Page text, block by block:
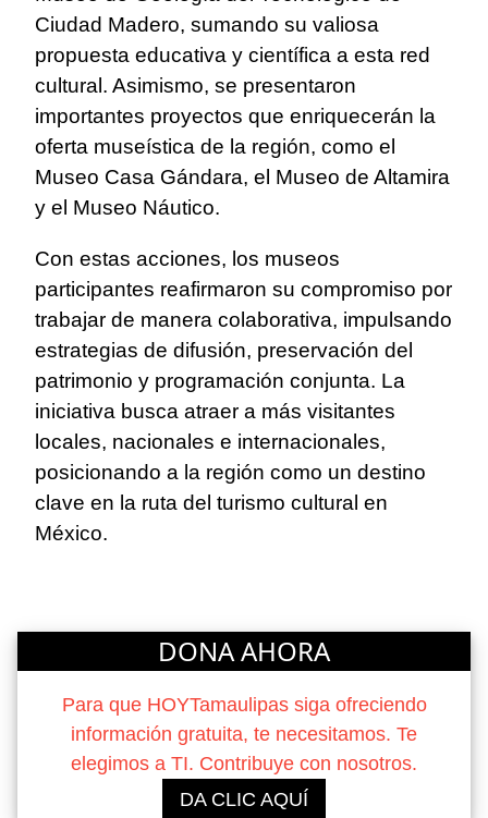
Ciudad Madero, sumando su valiosa
propuesta educativa y científica a esta red
cultural. Asimismo, se presentaron
importantes proyectos que enriquecerán la
oferta museística de la región, como el
Museo Casa Gándara, el Museo de Altamira
y el Museo Náutico.
Con estas acciones, los museos
participantes reafirmaron su compromiso por
trabajar de manera colaborativa, impulsando
estrategias de difusión, preservación del
patrimonio y programación conjunta. La
iniciativa busca atraer a más visitantes
locales, nacionales e internacionales,
posicionando a la región como un destino
clave en la ruta del turismo cultural en
México.
DONA AHORA
Para que HOYTamaulipas siga ofreciendo
información gratuita, te necesitamos. Te
elegimos a TI. Contribuye con nosotros.
DA CLIC AQUÍ